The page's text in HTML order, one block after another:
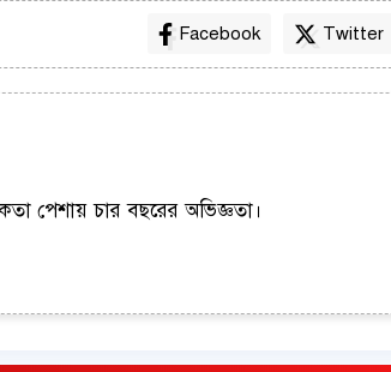
Facebook Twitter
পেশায় চার বছরের অভিজ্ঞতা।